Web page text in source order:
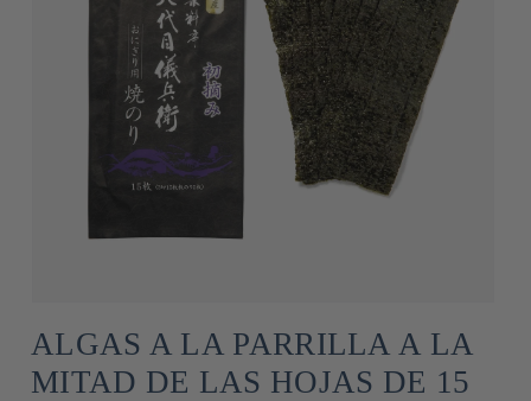
ALGAS A LA PARRILLA A LA
MITAD DE LAS HOJAS DE 15